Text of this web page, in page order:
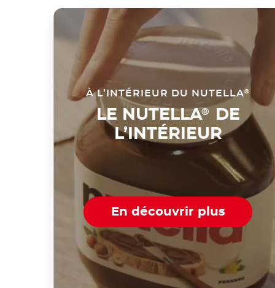
À L’INTÉRIEUR DU NUTELLA®
LE NUTELLA®
DE
L’INTÉRIEUR
En découvrir plus